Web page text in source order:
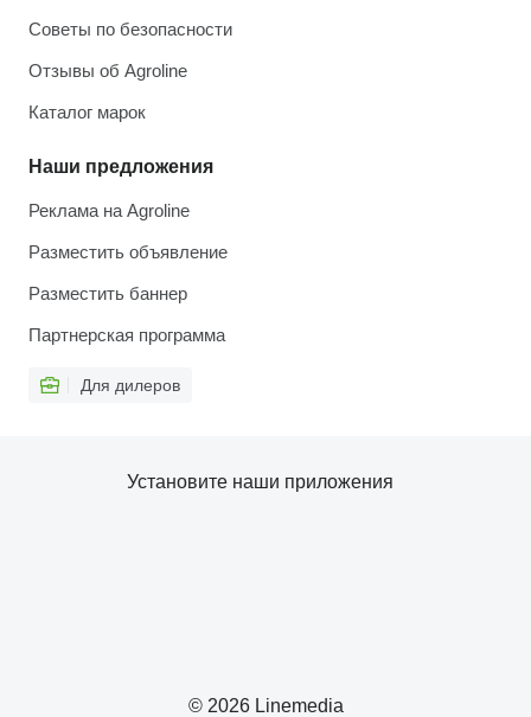
Советы по безопасности
Отзывы об Agroline
Каталог марок
Наши предложения
Реклама на Agroline
Разместить объявление
Разместить баннер
Партнерская программа
Для дилеров
© 2026 Linemedia
Установите наши приложения